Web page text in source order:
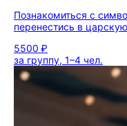
Познакомиться с
перенестись в
5500 ₽
за группу, 1–4 чел.